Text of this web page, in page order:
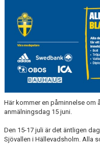
Här kommer en påminnelse
anmälningsdag 15 juni.
Den 15-17 juli är det äntligen
Sjövallen i Hällevadsholm. Alla